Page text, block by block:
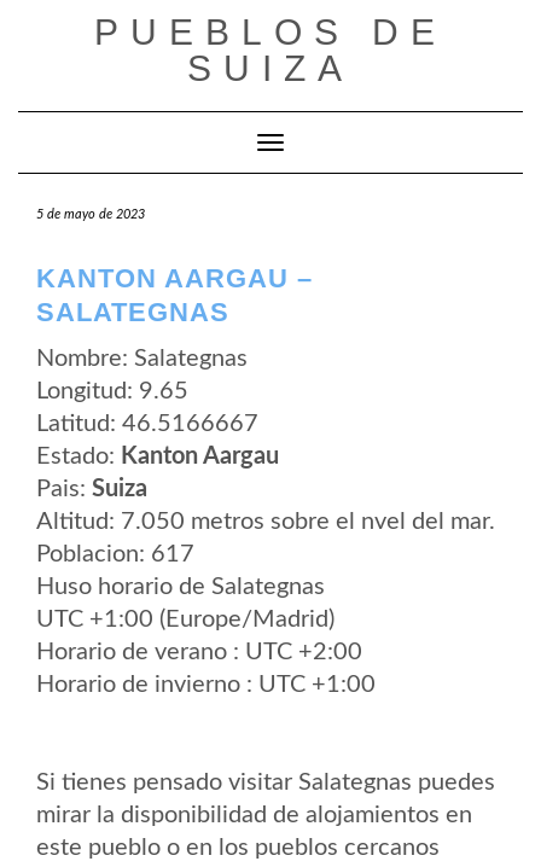
PUEBLOS DE
SUIZA
Cambiar modo de navegación
5 de mayo de 2023
KANTON AARGAU –
SALATEGNAS
Nombre: Salategnas
Longitud: 9.65
Latitud: 46.5166667
Estado: Kanton Aargau
Pais: Suiza
Altitud: 7.050 metros sobre el nvel del mar.
Poblacion: 617
Huso horario de Salategnas
UTC +1:00 (Europe/Madrid)
Horario de verano : UTC +2:00
Horario de invierno : UTC +1:00
Si tienes pensado visitar Salategnas puedes
mirar la disponibilidad de alojamientos en
este pueblo o en los pueblos cercanos